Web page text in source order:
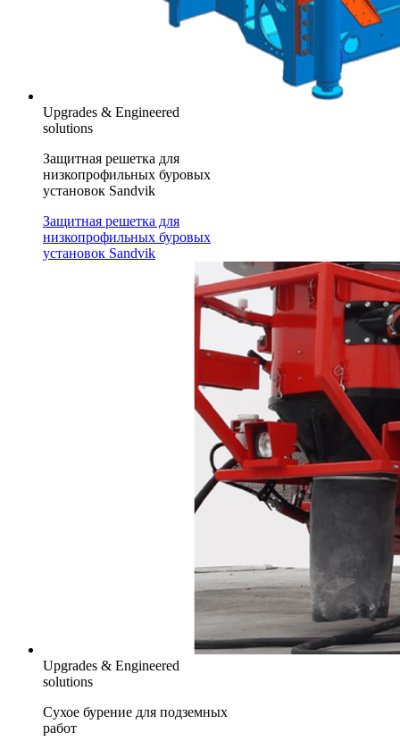
Upgrades & Engineered
solutions
Защитная решетка для
низкопрофильных буровых
установок Sandvik
Защитная решетка для
низкопрофильных буровых
установок Sandvik
Upgrades & Engineered
solutions
Сухое бурение для подземных
работ